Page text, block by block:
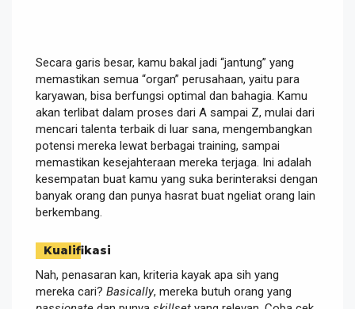
Secara garis besar, kamu bakal jadi “jantung” yang
memastikan semua “organ” perusahaan, yaitu para
karyawan, bisa berfungsi optimal dan bahagia. Kamu
akan terlibat dalam proses dari A sampai Z, mulai dari
mencari talenta terbaik di luar sana, mengembangkan
potensi mereka lewat berbagai training, sampai
memastikan kesejahteraan mereka terjaga. Ini adalah
kesempatan buat kamu yang suka berinteraksi dengan
banyak orang dan punya hasrat buat ngeliat orang lain
berkembang.
Kualifikasi
Nah, penasaran kan, kriteria kayak apa sih yang
mereka cari? Basically, mereka butuh orang yang